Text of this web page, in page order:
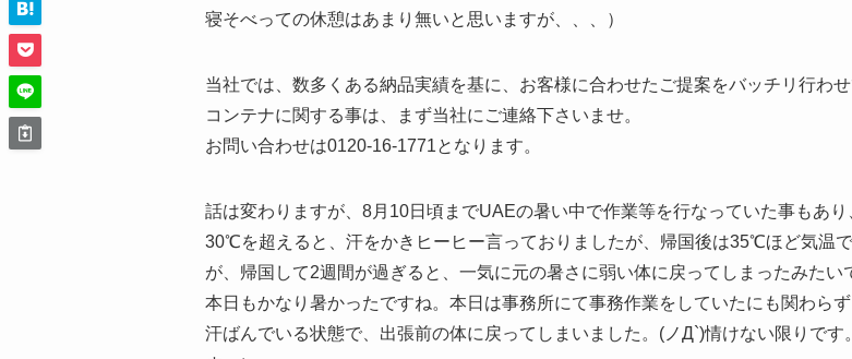
寝そべっての休憩はあまり無いと思いますが、、、）
当社では、数多くある納品実績を基に、お客様に合わせたご提案をバッチリ行わせ
コンテナに関する事は、まず当社にご連絡下さいませ。
お問い合わせは0120-16-1771となります。
話は変わりますが、8月10日頃までUAEの暑い中で作業等を行なっていた事もあ
30℃を超えると、汗をかきヒーヒー言っておりましたが、帰国後は35℃ほど気温
が、帰国して2週間が過ぎると、一気に元の暑さに弱い体に戻ってしまったみたい
本日もかなり暑かったですね。本日は事務所にて事務作業をしていたにも関わら
汗ばんでいる状態で、出張前の体に戻ってしまいました。(ノД`)情けない限りで